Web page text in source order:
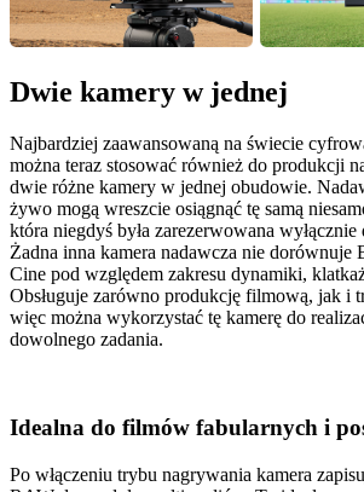
Dwie kamery w jednej
Najbardziej zaawansowaną na świecie
można teraz stosować również do produkcji
dwie różne kamery w jednej obudowie.
żywo mogą wreszcie osiągnąć tę samą
która niegdyś była zarezerwowana
Żadna inna kamera nadawcza nie dorównuje
Cine pod względem zakresu dynamiki,
Obsługuje zarówno produkcję filmową, jak i
więc można wykorzystać tę kamerę do
dowolnego zadania.
Idealna do filmów fabularnych i
Po włączeniu trybu nagrywania kamera